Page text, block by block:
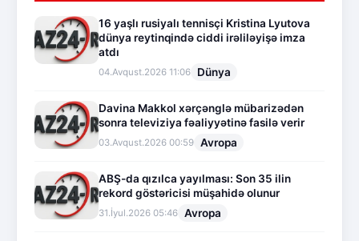
16 yaşlı rusiyalı tennisçi Kristina Lyutova
dünya reytinqində ciddi irəliləyişə imza
atdı
04.Avqust.2026 11:06 Dünya
Davina Makkol xərçənglə mübarizədən
sonra televiziya fəaliyyətinə fasilə verir
03.Avqust.2026 00:59 Avropa
ABŞ-da qızılca yayılması: Son 35 ilin
rekord göstəricisi müşahidə olunur
31.İyul.2026 05:46 Avropa